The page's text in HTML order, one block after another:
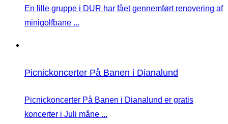
En lille gruppe i DUR har fået gennemført renovering af
minigolfbane ...
Picnickoncerter På Banen i Dianalund
Picnickoncerter På Banen i Dianalund er gratis
koncerter i Juli måne ...